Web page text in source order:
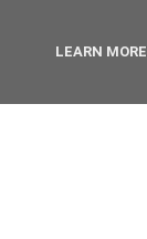
LEARN MORE